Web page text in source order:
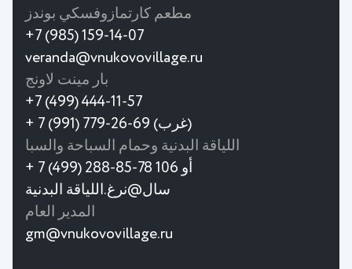
مطعم كارتمازوفسكي بوندز
+7 (985) 159-14-07
veranda@vnukovovillage.ru
بار مينت لاونج
+7 (499) 444-11-57
+ 7 (991) 779-26-69 (غرب)
اللياقة البدنية وحمام السباحة والسبا
+ 7 (499) 288-85-78 أو 106
سال@نرغ.اللياقة البدنية
المدير العام
gm@vnukovovillage.ru